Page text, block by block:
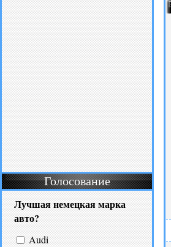
Голосование
Лучшая немецкая марка
авто?
Audi